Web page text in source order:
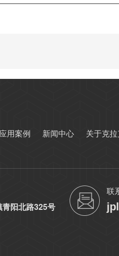
应用案例 新闻中心 关于克
阳北路325号
联